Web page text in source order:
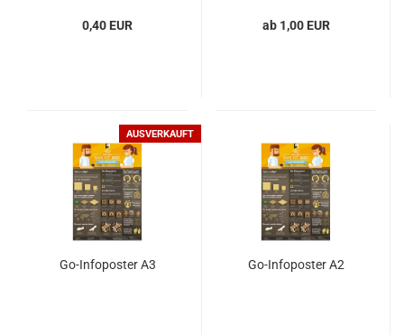
0,40 EUR ab 1,00 EUR
AUSVERKAUFT
Go-Infoposter A3 Go-Infoposter A2